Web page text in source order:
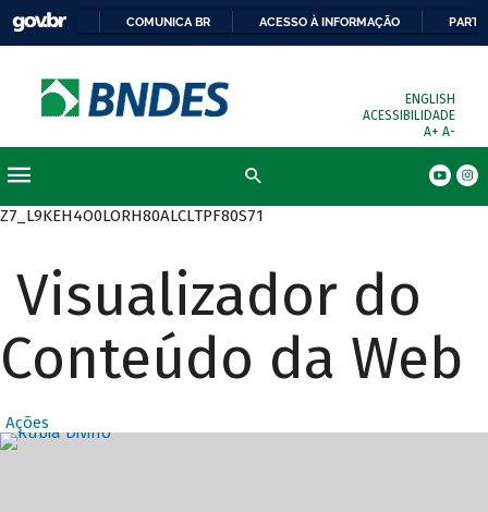
COMUNICA BR ACESSO À INFORMAÇÃO
ENGLISH
ACESSIBILIDADE
A+ A-
Z7_L9KEH4O0LORH80ALCLTPF80S71
Visualizador do
Conteúdo da Web
Ações
Destaques